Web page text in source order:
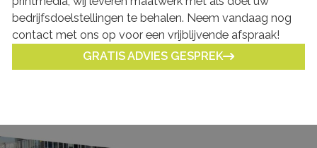
bedrijfsdoelstellingen te behalen. Neem vandaag nog
contact met ons op voor een vrijblijvende afspraak!
GRATIS ADVIES GESPREK